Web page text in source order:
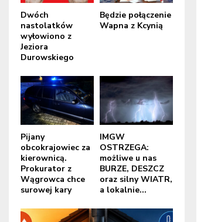
Dwóch
nastolatków
wyłowiono z
Jeziora
Durowskiego
Będzie połączenie
Wapna z Kcynią
Pijany
obcokrajowiec za
kierownicą.
Prokurator z
Wągrowca chce
surowej kary
IMGW
OSTRZEGA:
możliwe u nas
BURZE, DESZCZ
oraz silny WIATR,
a lokalnie...